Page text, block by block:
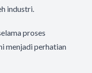
industri.
proses
menjadi perhatian